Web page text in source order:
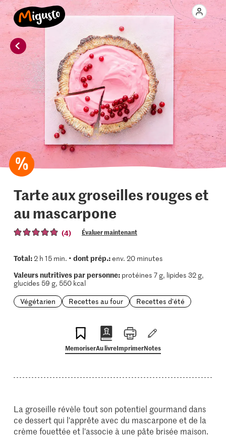
Tarte aux groseilles rouges et
au mascarpone
(4) Évaluer maintenant
Total:2 h 15 min. • dont prép.:env. 20 minutes
Valeurs nutritives par personne:protéines 7 g, lipides 32 g,
glucides 59 g, 550 kcal
Végétarien
Recettes au four Recettes d'été
MemoriserAu livreImprimerNotes
La groseille révèle tout son potentiel gourmand dans
ce dessert qui l'apprête avec du mascarpone et de la
crème fouettée et l'associe à une pâte brisée maison.